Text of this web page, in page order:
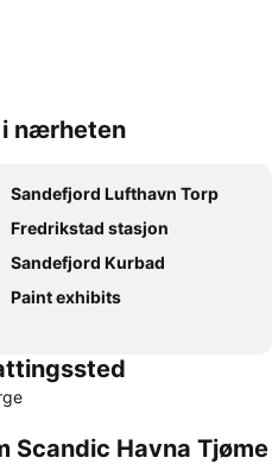
nærheten
Sandefjord Lufthavn Torp
Fredrikstad stasjon
Sandefjord Kurbad
Paint exhibits
Scandic Havna Tjøme